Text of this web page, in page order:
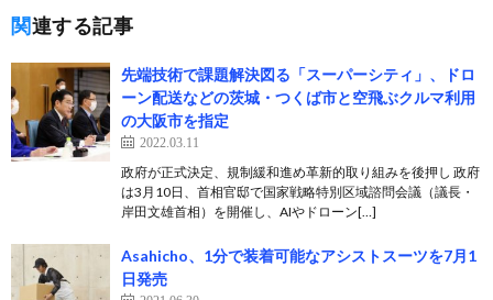
関連する記事
先端技術で課題解決図る「スーパーシティ」、ドロ
ーン配送などの茨城・つくば市と空飛ぶクルマ利用
の大阪市を指定
2022.03.11
政府が正式決定、規制緩和進め革新的取り組みを後押し 政府
は3月10日、首相官邸で国家戦略特別区域諮問会議（議長・
岸田文雄首相）を開催し、AIやドローン[…]
Asahicho、1分で装着可能なアシストスーツを7月1
日発売